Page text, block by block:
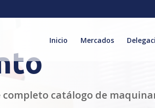
Inicio Mercados
completo catálogo de